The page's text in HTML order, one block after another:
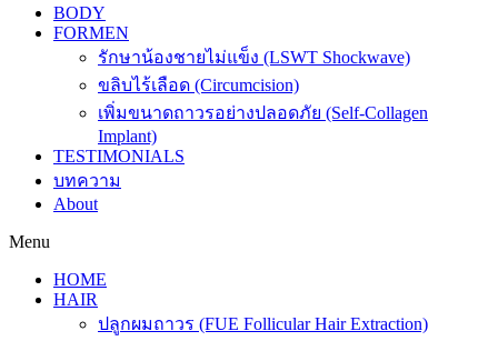
BODY
FORMEN
รักษาน้องชายไม่แข็ง (LSWT Shockwave)
ขลิบไร้เลือด (Circumcision)
เพิ่มขนาดถาวรอย่างปลอดภัย (Self-Collagen
Implant)
TESTIMONIALS
บทความ
About
Menu
HOME
HAIR
ปลูกผมถาวร (FUE Follicular Hair Extraction)